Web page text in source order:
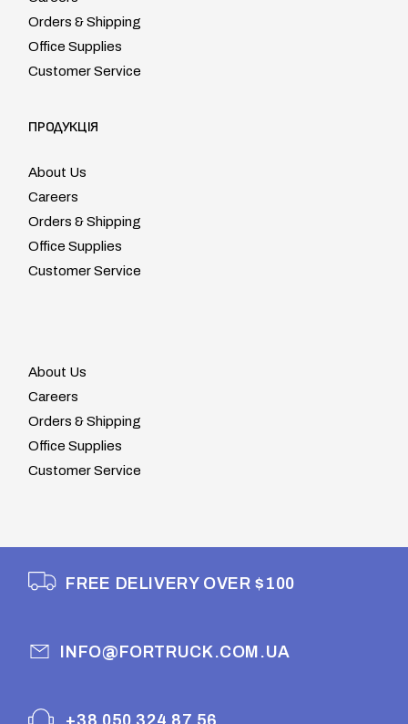
Orders & Shipping
Office Supplies
Customer Service
ПРОДУКЦІЯ
About Us
Careers
Orders & Shipping
Office Supplies
Customer Service
About Us
Careers
Orders & Shipping
Office Supplies
Customer Service
FREE DELIVERY OVER $100
INFO@FORTRUCK.COM.UA
+38 050 324 87 56